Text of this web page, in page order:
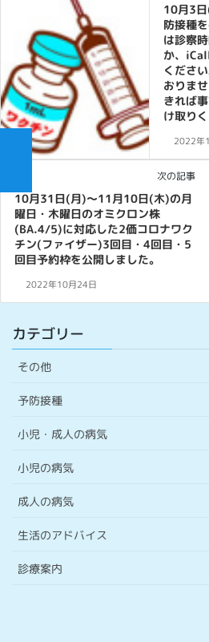
10月3
防接種
は診察
か、
くださ
おりま
きれば
け取りく
2022年
次の記事
10月31日(月)〜11月10日(木)の月
曜日・木曜日のオミクロン株
(BA.4/5)に対応した2価コロナワク
チン(ファイザー)3回目・4回目・5
回目予約枠を公開しました。
2022年10月24日
カテゴリー
その他
予防接種
小児・成人の病気
小児の病気
成人の病気
生活のアドバイス
診療案内